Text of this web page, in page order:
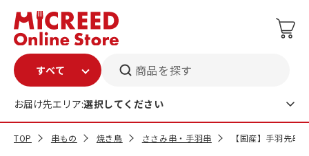
商品を探す
お届け先エリア:選択してください
TOP 串もの 焼き鳥 ささみ串・手羽串 【国産】手羽先串